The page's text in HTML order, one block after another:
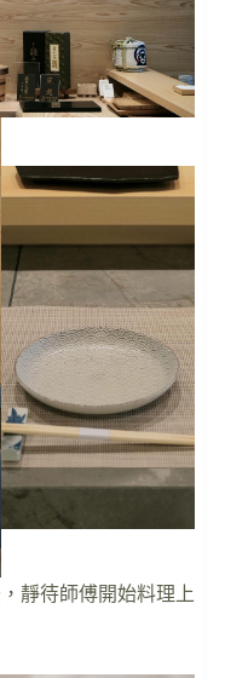
靜待師傅開始料理上